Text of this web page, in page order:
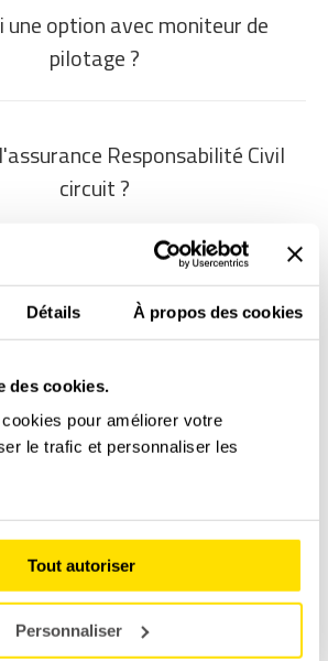
Détails À propos des cookies
des cookies.
pour améliorer votre
le trafic et personnaliser les
Tout autoriser
Personnaliser
une option avec moniteur de
pilotage ?
Responsabilité Civil
circuit ?
Individuelle Accident ?
Règlement de piste
Parfait pour passer un
moment équipe super’sympa